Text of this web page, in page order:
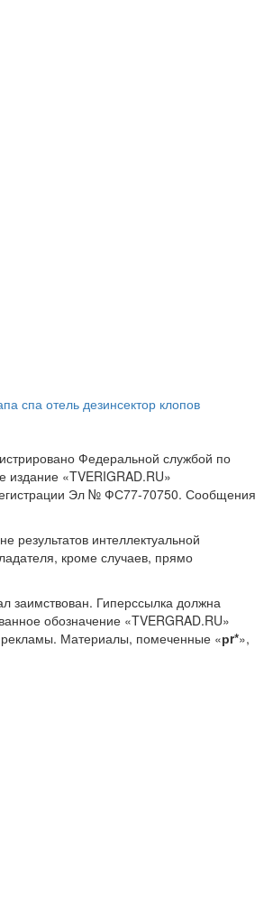
спа отель дезинсектор клопов
Федеральной службой по
«TVERIGRAD.RU»
Эл № ФС77-70750. Сообщения
результатов интеллектуальной
кроме случаев, прямо
заимствован. Гиперссылка должна
обозначение «TVERGRAD.RU»
рекламы. Материалы, помеченные «рr*»,